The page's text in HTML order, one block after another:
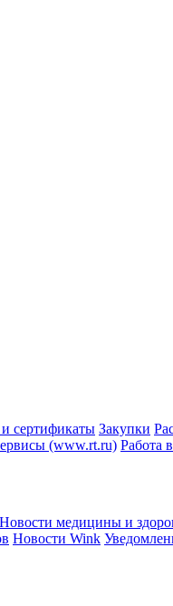
сертификаты Закупки
(www.rt.ru) Работа
Новости медицины и
Новости Wink